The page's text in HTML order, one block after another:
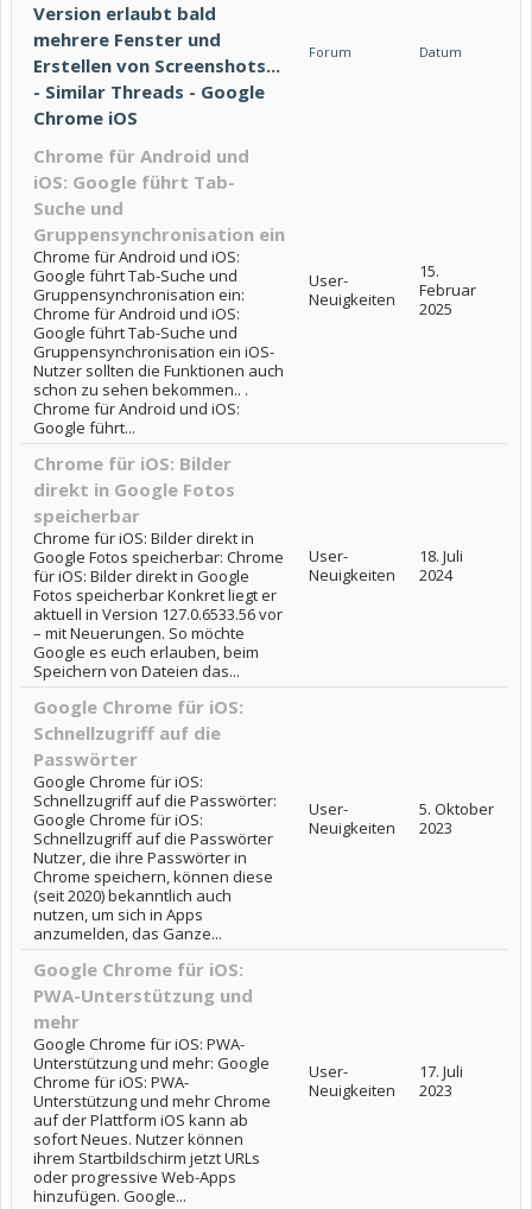
Version erlaubt bald
mehrere Fenster und
Erstellen von Screenshots...
- Similar Threads - Google
Chrome iOS
Forum Datum
Chrome für Android und
iOS: Google führt Tab-
Suche und
Gruppensynchronisation ein
Chrome für Android und iOS:
Google führt Tab-Suche und
Gruppensynchronisation ein:
Chrome für Android und iOS:
Google führt Tab-Suche und
Gruppensynchronisation ein iOS-
Nutzer sollten die Funktionen auch
schon zu sehen bekommen.. .
Chrome für Android und iOS:
Google führt...
User-
Neuigkeiten
15.
Februar
2025
Chrome für iOS: Bilder
direkt in Google Fotos
speicherbar
Chrome für iOS: Bilder direkt in
Google Fotos speicherbar: Chrome
für iOS: Bilder direkt in Google
Fotos speicherbar Konkret liegt er
aktuell in Version 127.0.6533.56 vor
– mit Neuerungen. So möchte
Google es euch erlauben, beim
Speichern von Dateien das...
User-
Neuigkeiten
18. Juli
2024
Google Chrome für iOS:
Schnellzugriff auf die
Passwörter
Google Chrome für iOS:
Schnellzugriff auf die Passwörter:
Google Chrome für iOS:
Schnellzugriff auf die Passwörter
Nutzer, die ihre Passwörter in
Chrome speichern, können diese
(seit 2020) bekanntlich auch
nutzen, um sich in Apps
anzumelden, das Ganze...
User-
Neuigkeiten
5. Oktober
2023
Google Chrome für iOS:
PWA-Unterstützung und
mehr
Google Chrome für iOS: PWA-
Unterstützung und mehr: Google
Chrome für iOS: PWA-
Unterstützung und mehr Chrome
auf der Plattform iOS kann ab
sofort Neues. Nutzer können
ihrem Startbildschirm jetzt URLs
oder progressive Web-Apps
hinzufügen. Google...
User-
Neuigkeiten
17. Juli
2023